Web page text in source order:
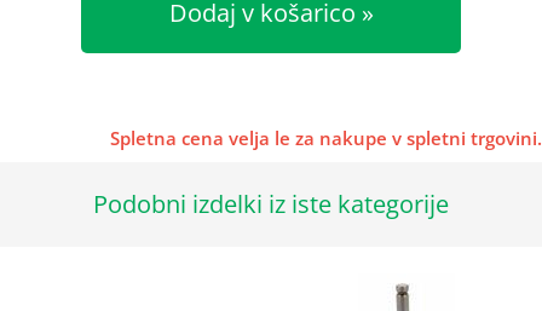
Dodaj v košarico
Spletna cena velja le za nakupe v spletni trgovini.
Podobni izdelki iz iste kategorije